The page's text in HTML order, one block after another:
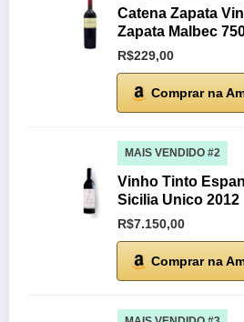
Catena Zapata
Zapata Malbec 750
R$229,00
Comprar na
MAIS VENDIDO #2
Vinho Tinto
Sicilia Unico 2012
R$7.150,00
Comprar na